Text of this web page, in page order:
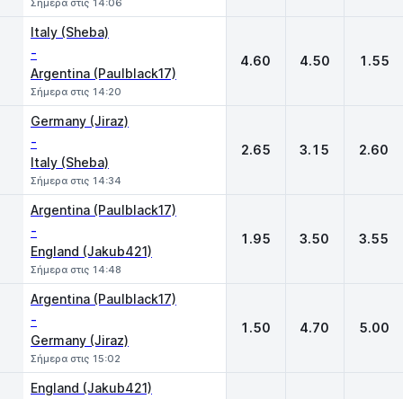
Σήμερα στις 14:06
Italy (Sheba)
-
Argentina (Paulblack17)
Σήμερα στις 14:20
4.60 4.50 1.55
Germany (Jiraz)
-
Italy (Sheba)
Σήμερα στις 14:34
2.65 3.15 2.60
Argentina (Paulblack17)
-
England (Jakub421)
Σήμερα στις 14:48
1.95 3.50 3.55
Argentina (Paulblack17)
-
Germany (Jiraz)
Σήμερα στις 15:02
1.50 4.70 5.00
England (Jakub421)